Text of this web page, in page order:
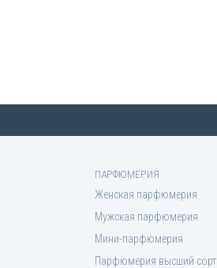
ПАРФЮМЕРИЯ
Женская парфюмерия
Мужская парфюмерия
Мини-парфюмерия
Парфюмерия высший сорт